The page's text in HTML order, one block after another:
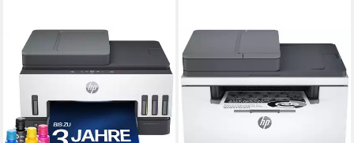
HP
Smart Tank 7605
Multifunktionsdrucker
1200 x 1200 dpi Auflösung s/w Druck
4800 x 1200 dpi Auflösung Farb Druck
1200 dpi Auflösung Scan
LaserJet MFP M234sdw
Schwarz-Weiß Laserdrucker
600 x 600 dpi Auflösung s/w Druck
600 x 600 dpi
Auflösung Scan
Druckverfahren